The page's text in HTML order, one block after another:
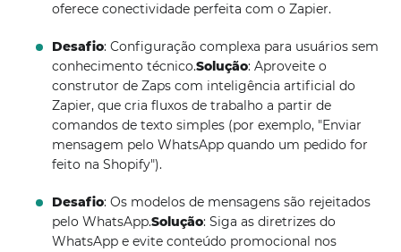
oferece conectividade perfeita com o Zapier.
Desafio: Configuração complexa para usuários sem
conhecimento técnico.Solução: Aproveite o
construtor de Zaps com inteligência artificial do
Zapier, que cria fluxos de trabalho a partir de
comandos de texto simples (por exemplo, "Enviar
mensagem pelo WhatsApp quando um pedido for
feito na Shopify").
Desafio: Os modelos de mensagens são rejeitados
pelo WhatsApp.Solução: Siga as diretrizes do
WhatsApp e evite conteúdo promocional nos